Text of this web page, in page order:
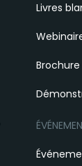
Livres
Brochure